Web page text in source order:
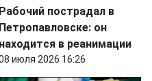
Рабочий пострадал в
Петропавловске: он
находится в реанимации
июля 2026 16:26